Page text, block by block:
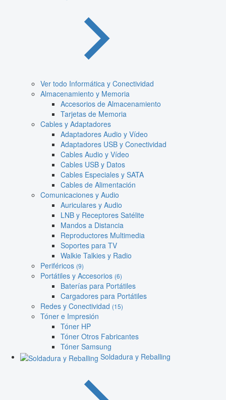
Ver todo Informática y Conectividad
Almacenamiento y Memoria
Accesorios de Almacenamiento
Tarjetas de Memoria
Cables y Adaptadores
Adaptadores Audio y Vídeo
Adaptadores USB y Conectividad
Cables Audio y Vídeo
Cables USB y Datos
Cables Especiales y SATA
Cables de Alimentación
Comunicaciones y Audio
Auriculares y Audio
LNB y Receptores Satélite
Mandos a Distancia
Reproductores Multimedia
Soportes para TV
Walkie Talkies y Radio
Periféricos (9)
Portátiles y Accesorios (6)
Baterías para Portátiles
Cargadores para Portátiles
Redes y Conectividad (15)
Tóner e Impresión
Tóner HP
Tóner Otros Fabricantes
Tóner Samsung
Soldadura y Reballing